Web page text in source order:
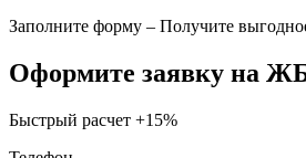
Заполните форму – Получите
Оформите заявку на
Быстрый расчет +15%